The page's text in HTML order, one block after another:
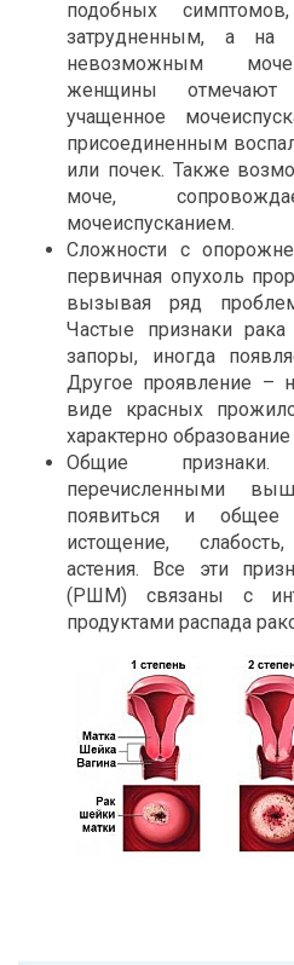
подобных
затрудненным, а
невозможным
женщины
учащенное
присоединенным
или почек. Также
моче,
мочеиспусканием.
Сложности с
первичная опухоль
вызывая ряд
Частые признаки
запоры, иногда
Другое проявление –
виде красных
характерно
Общие
перечисленными
появиться и общее
истощение,
астения. Все эти
(РШМ) связаны с
продуктами распада